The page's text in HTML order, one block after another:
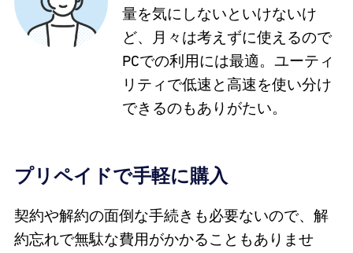
量を気にしないといけないけ
ど、月々は考えずに使えるので
PCでの利用には最適。ユーティ
リティで低速と高速を使い分け
できるのもありがたい。
プリペイドで手軽に購入
契約や解約の面倒な手続きも必要ないので、解
約忘れで無駄な費用がかかることもありませ